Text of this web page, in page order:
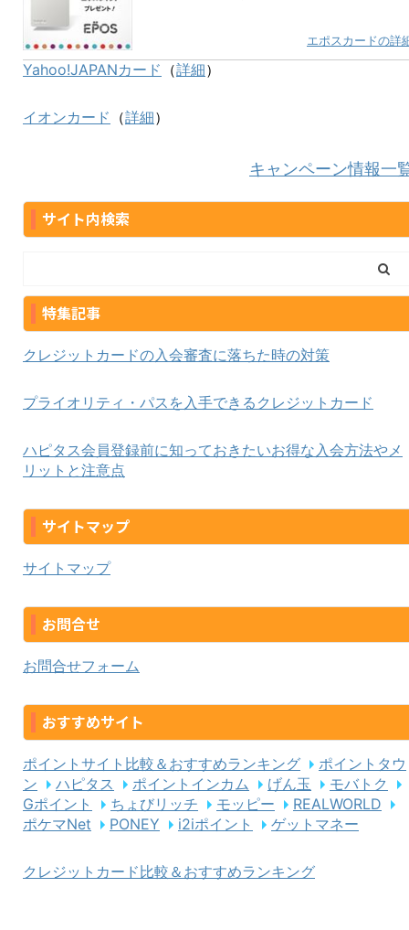
エポスカードの詳
Yahoo!JAPANカード （詳細）
イオンカード （詳細）
キャンペーン情報一
サイト内検索
特集記事
クレジットカードの入会審査に落ちた時の対策
プライオリティ・パスを入手できるクレジットカード
ハピタス会員登録前に知っておきたいお得な入会方法やメ
リットと注意点
サイトマップ
サイトマップ
お問合せ
お問合せフォーム
おすすめサイト
ポイントサイト比較＆おすすめランキング
ポイントタウ
ン
ハピタス ポイントインカム げん玉
モバトク
Gポイント
ちょびリッチ モッピー
REALWORLD
ポケマNet
PONEY i2iポイント ゲットマネー
クレジットカード比較＆おすすめランキング